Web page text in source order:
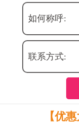
如何称呼:
联系方式:
【优